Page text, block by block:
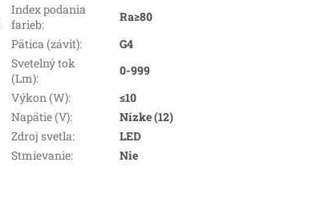
Index podania
farieb:
Ra≥80
Pätica (závit):
G4
Svetelný tok
(Lm):
0-999
Výkon (W):
≤10
Napätie (V):
Nízke (12)
Zdroj svetla:
LED
Stmievanie: Nie